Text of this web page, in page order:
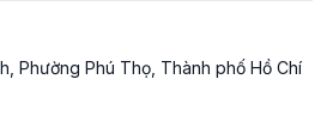
Phường Phú Thọ, Thành phố Hồ Chí